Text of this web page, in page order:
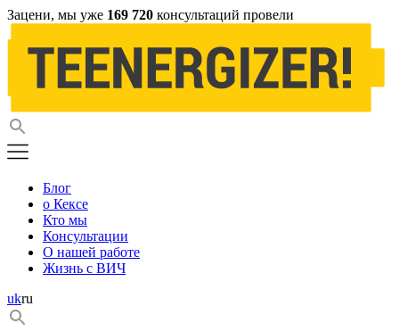
Зацени, мы уже 169 720 консультаций провели
Блог
о Кексе
Кто мы
Консультации
О нашей работе
Жизнь с ВИЧ
ukru